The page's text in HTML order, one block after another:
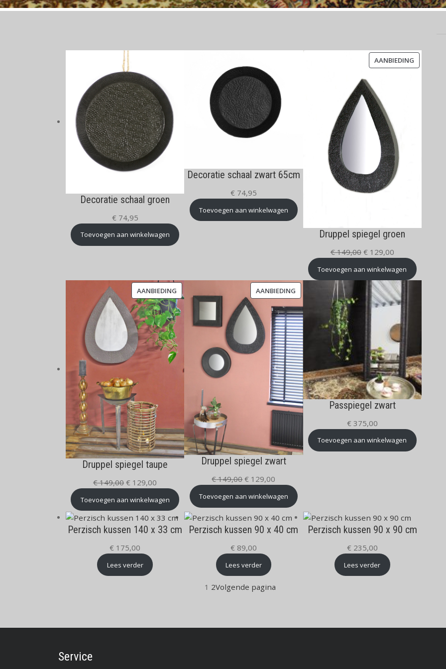
Decoratie schaal groen
€74,95
Toevoegen aan winkelwagen
Decoratie schaal zwart 65cm
€74,95
Toevoegen aan winkelwagen
AANBIEDING
Druppel spiegel groen
€149,00 Oorspronkelijke
€ 149,00.
€129,00Huidige
is:
€ 129,00.
Toevoegen aan winkelwagen
AANBIEDING
IN
DE
UITVERKOOP
Druppel spiegel taupe
€149,00 Oorspronkelijke
was:
€ 149,00.
€ 129,00
is:
€ 129,00.
Toevoegen aan winkelwagen
AANBIEDINGPRODUCT
DE
UITVERKOOP
Druppel spiegel zwart
€149,00Oorspronkelijke
€ 149,00.
€ 129,00
is:
€ 129,00.
Toevoegen aan winkelwagen
Passpiegel zwart
€375,00
Toevoegen aan winkelwagen
Perzisch kussen 140 x 33 cm
€ 175,00
Lees verder
Perzisch kussen 90 x 40 cm
€89,00
Lees verder
Perzisch kussen 90 x 90 cm
€235,00
Lees verder
1 2Volgende pagina
Service